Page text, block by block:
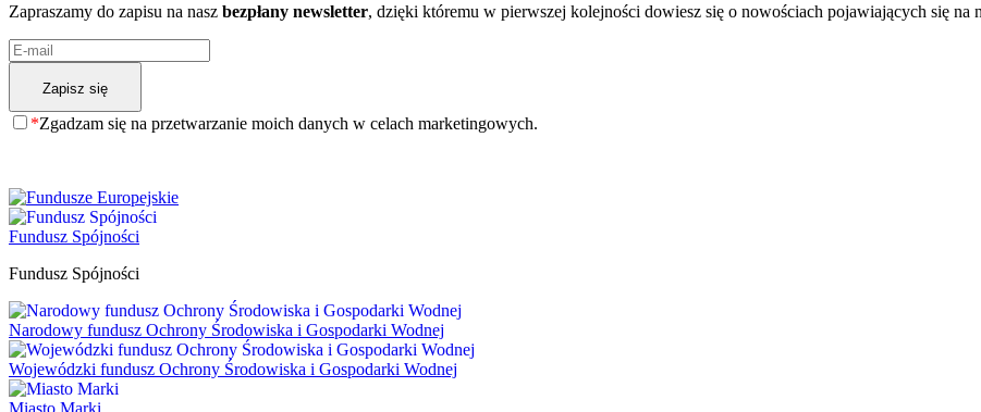
Zapraszamy do zapisu na nasz bezpłany newsletter, dzięki któremu w pierwszej kolejności dowiesz się o nowościach pojawiających się na
*Zgadzam się na przetwarzanie moich danych w celach marketingowych.
Fundusz Spójności
Fundusz Spójności
Narodowy fundusz Ochrony Środowiska i Gospodarki Wodnej
Wojewódzki fundusz Ochrony Środowiska i Gospodarki Wodnej
Miasto Marki